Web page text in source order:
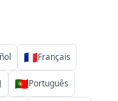
🇫🇷Français
🇵🇹Português